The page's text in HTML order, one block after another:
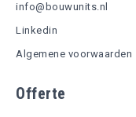
info@bouwunits.nl
Linkedin
Algemene voorwaarden
Offerte